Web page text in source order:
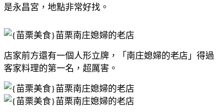
是永昌宮，地點非常好找。
店家前方還有一個人形立牌，「南庄媳婦的老店」得過
客家料理的第一名，超厲害。